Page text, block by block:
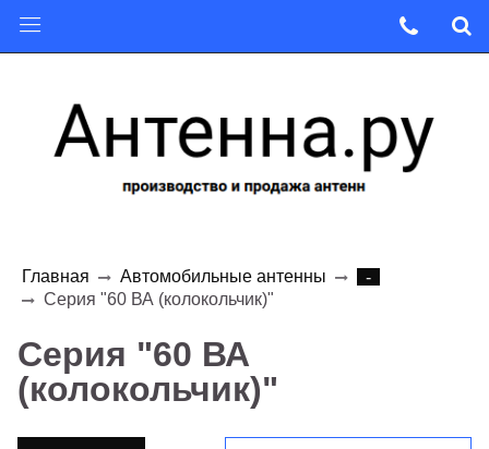
Главная Автомобильные антенны
-
Серия "60 ВА (колокольчик)"
Серия "60 ВА
(колокольчик)"